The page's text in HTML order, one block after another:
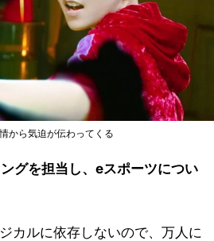
から気迫が伝わってくる
グを担当し、eスポーツについ
カルに依存しないので、万人に